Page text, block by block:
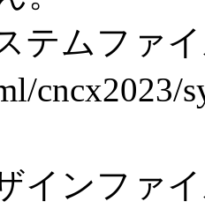
テムファ
cncx2023/
インファ